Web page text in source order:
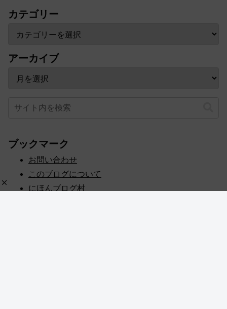
カテゴリー
アーカイブ
ブックマーク
お問い合わせ
このブログについて
にほんブログ村